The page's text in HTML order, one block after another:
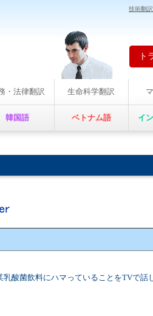
ト
技術翻
・法律翻訳 生命科学翻訳
韓国語 ベトナム語 イ
酸菌飲料にハマっていることをTVで話